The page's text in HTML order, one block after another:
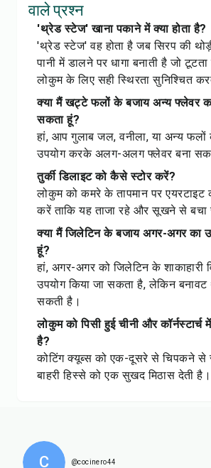
वाले प्रश्न
'थ्रेड स्टेज' खाना पकाने में क्या होता है?
'थ्रेड स्टेज' वह होता है जब सिरप की
पानी में डालने पर धागा बनाती है जो
लोकुम के लिए सही स्थिरता सुनिश्चित
क्या मैं खट्टे फलों के बजाय अन्य फ्लेवर
सकता हूं?
हां, आप गुलाब जल, वनीला, या अन्य
उपयोग करके अलग-अलग फ्लेवर बना
तुर्की डिलाइट को कैसे स्टोर करें?
लोकुम को कमरे के तापमान पर एयरटाइट
करें ताकि यह ताजा रहे और सूखने से बचा
क्या मैं जिलेटिन के बजाय अगर-अगर का
हूं?
हां, अगर-अगर को जिलेटिन के
उपयोग किया जा सकता है, लेकिन बनावट
सकती है।
लोकुम को पिसी हुई चीनी और कॉर्नस्टार्च
है?
कोटिंग क्यूब्स को एक-दूसरे से चिपकने से
बाहरी हिस्से को एक सुखद मिठास देती है।
C @cocinero44